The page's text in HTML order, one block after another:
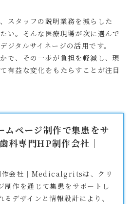
スタッフの説明業務を減らした
い。そんな医療現場が次に選んで
ジタルサイネージの活用です。
で、その一歩が負担を軽減し、現
有益な変化をもたらすことが注目
ムページ制作で集患をサ
科専門HP制作会社｜
作会社｜Medicalgritsは、クリ
制作を通じて集患をサポートし
るデザインと情報設計により、